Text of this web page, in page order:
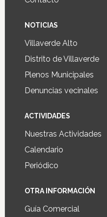
NOTICIAS
Villaverde Alto
Distrito de Villaverde
Plenos Municipales
Denuncias vecinales
ACTIVIDADES
Nuestras Actividades
Calendario
Periódico
OTRA INFORMACIÓN
Guía Comercial